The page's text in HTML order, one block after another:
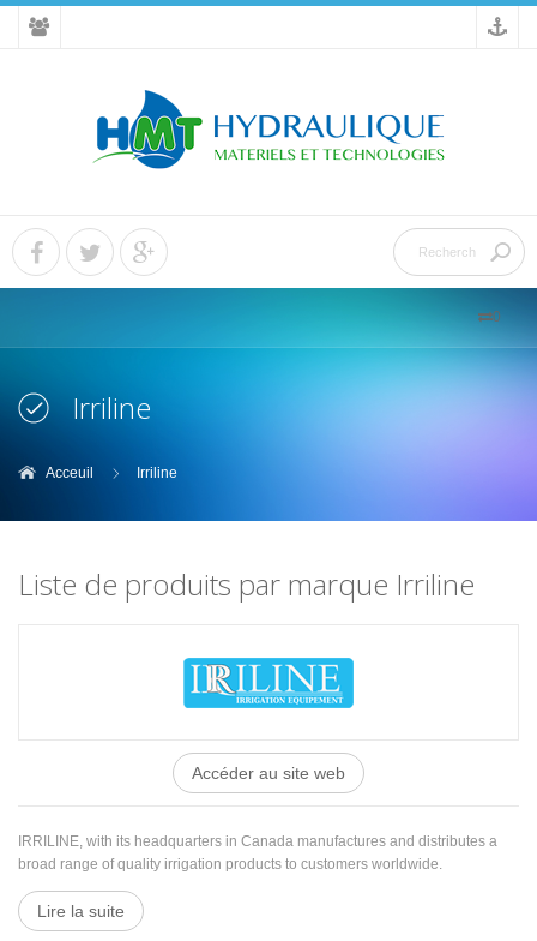
0
Irriline
Acceuil Irriline
Liste de produits par marque Irriline
Accéder au site web
IRRILINE, with its headquarters in Canada manufactures and distributes a
broad range of quality irrigation products to customers worldwide.
Lire la suite